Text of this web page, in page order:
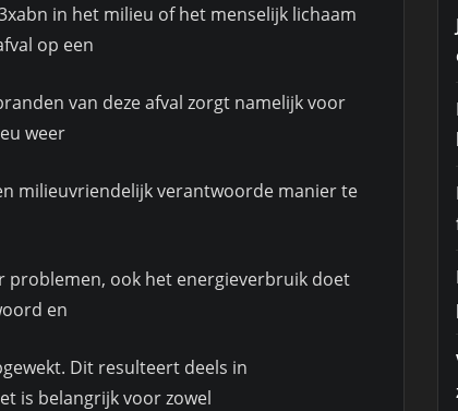
in het milieu of het menselijk lichaam
op een
van deze afval zorgt namelijk voor
weer
milieuvriendelijk verantwoorde manier te
problemen, ook het energieverbruik doet
en
Dit resulteert deels in
is belangrijk voor zowel